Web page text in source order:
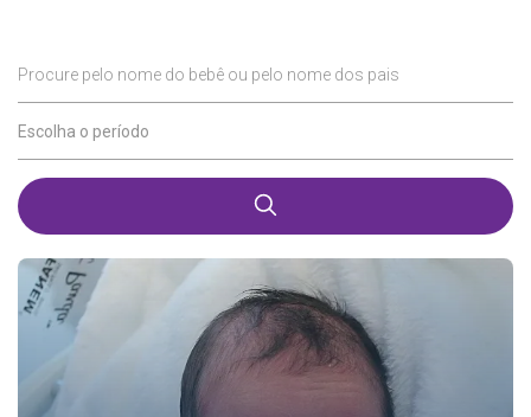
Procure pelo nome do bebê ou pelo nome dos pais
Escolha o período